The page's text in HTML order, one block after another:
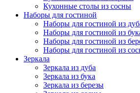
Кухонные столы из сосны
Наборы для гостиной
Наборы для гостиной из
Наборы для гостиной из
Наборы для гостиной из
Наборы для гостиной из
Зеркала
Зеркала из дуба
Зеркала из бука
Зеркала из березы